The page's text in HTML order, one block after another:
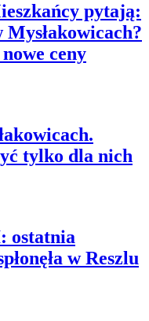
pytają:
Mysłakowicach?
ceny
tylko dla nich
ostatnia
w Reszlu